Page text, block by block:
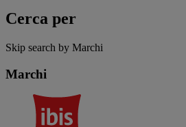
Cerca per
Skip search by Marchi
Marchi